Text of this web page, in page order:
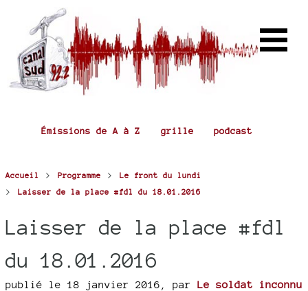
Émissions de A à Z grille podcast
Accueil > Programme > Le front du lundi
> Laisser de la place #fdl du 18.01.2016
Laisser de la place #fdl
du 18.01.2016
publié le 18 janvier 2016 par Le soldat inconnu